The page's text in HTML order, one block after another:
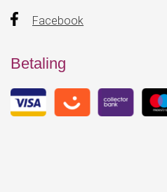
Facebook
Betaling